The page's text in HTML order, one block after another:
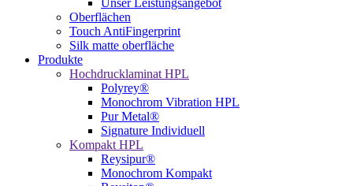
Unser Leistungsangebot
Oberflächen
Touch AntiFingerprint
Silk matte oberfläche
Produkte
Hochdrucklaminat HPL
Polyrey®
Monochrom Vibration HPL
Pur Metal®
Signature Individuell
Kompakt HPL
Reysipur®
Monochrom Kompakt